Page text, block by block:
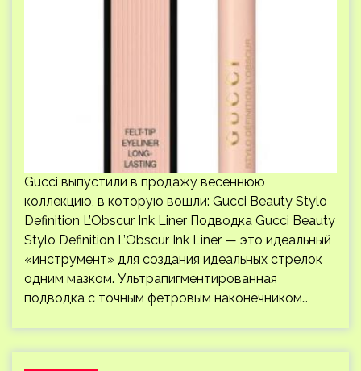
Gucci выпустили в продажу весеннюю
коллекцию, в которую вошли: Gucci Beauty Stylo
Definition L’Obscur Ink Liner Подводка Gucci Beauty
Stylo Definition L’Obscur Ink Liner — это идеальный
«инструмент» для создания идеальных стрелок
одним мазком. Ультрапигментированная
подводка с точным фетровым наконечником…